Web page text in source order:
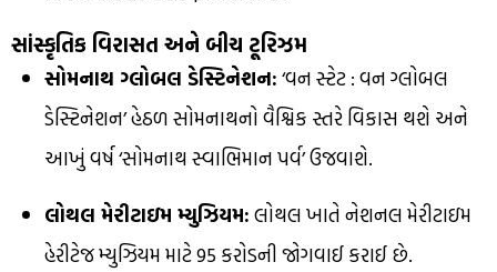
સાંસ્કૃતિક વિરાસત અને બીચ ટૂરિઝમ
સોમનાથ ગ્લોબલ ડેસ્ટિનેશન:‘વન સ્ટેટ : વન ગ્લોબલ
ડેસ્ટિનેશન’ હેઠળ સોમનાથનો વૈશ્વિક સ્તરે વિકાસ થશે અને
આખું વર્ષ ‘સોમનાથ સ્વાભિમાન પર્વ’ ઉજવાશે.
લોથલ મેરીટાઇમ મ્યુઝિયમ:લોથલ ખાતે નેશનલ મેરીટાઇમ
હેરીટેજ મ્યુઝિયમ માટે ₹95 કરોડની જોગવાઈ કરાઈ છે.